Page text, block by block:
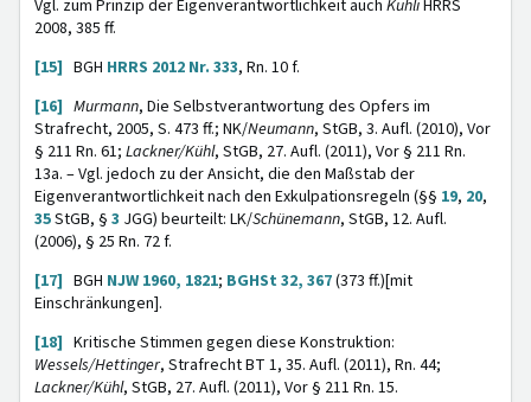
Vgl. zum Prinzip der Eigenverantwortlichkeit auch KuhliHRRS
2008, 385 ff.
[15] BGH HRRS 2012 Nr. 333, Rn. 10 f.
[16] Murmann, Die Selbstverantwortung des Opfers im
Strafrecht, 2005, S. 473 ff.; NK/Neumann, StGB, 3. Aufl. (2010), Vor
§ 211 Rn. 61; Lackner/Kühl, StGB, 27. Aufl. (2011), Vor § 211 Rn.
13a. – Vgl. jedoch zu der Ansicht, die den Maßstab der
Eigenverantwortlichkeit nach den Exkulpationsregeln (§§ 19, 20,
35StGB, § 3 JGG) beurteilt: LK/Schünemann, StGB, 12. Aufl.
(2006), § 25 Rn. 72 f.
[17] BGH NJW 1960, 1821; BGHSt 32, 367(373 ff.)[mit
Einschränkungen].
[18] Kritische Stimmen gegen diese Konstruktion:
Wessels/Hettinger, Strafrecht BT 1, 35. Aufl. (2011), Rn. 44;
Lackner/Kühl, StGB, 27. Aufl. (2011), Vor § 211 Rn. 15.